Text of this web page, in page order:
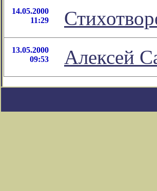
14.05.2000
11:29
13.05.2000
09:53
Алексей